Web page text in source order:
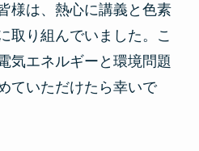
様は、熱心に講義と色素
取り組んでいました。こ
気エネルギーと環境問題
ていただけたら幸いで